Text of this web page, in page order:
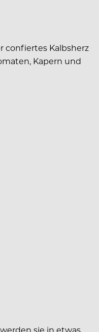
confiertes Kalbsherz
Kapern und